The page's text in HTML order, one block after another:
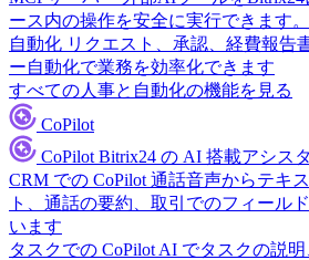
ース内の操作を安全に実行できます。
自動化 リクエスト、承認、経費報告
ー自動化で業務を効率化できます
すべての人事と自動化の機能を見る
CoPilot
CoPilot Bitrix24 の AI 搭載アシス
CRM での CoPilot 通話音声からテキ
ト、通話の要約、取引でのフィール
います
タスクでの CoPilot AI でタスクの説